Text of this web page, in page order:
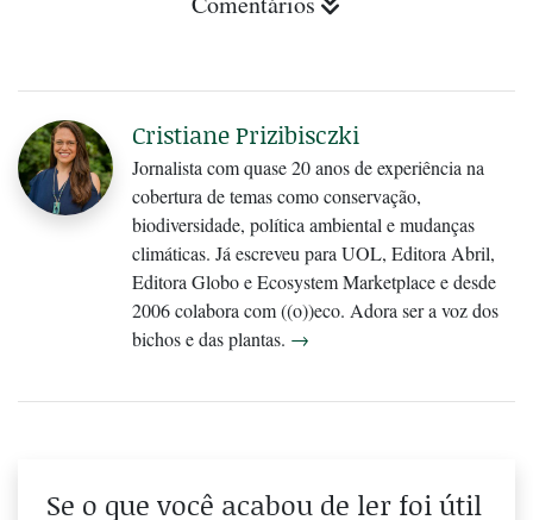
Cristiane Prizibisczki
Jornalista com quase 20 anos de experiência na
cobertura de temas como conservação,
biodiversidade, política ambiental e mudanças
climáticas. Já escreveu para UOL, Editora Abril,
Editora Globo e Ecosystem Marketplace e desde
2006 colabora com ((o))eco. Adora ser a voz dos
bichos e das plantas. →
Se o que você acabou de ler foi útil